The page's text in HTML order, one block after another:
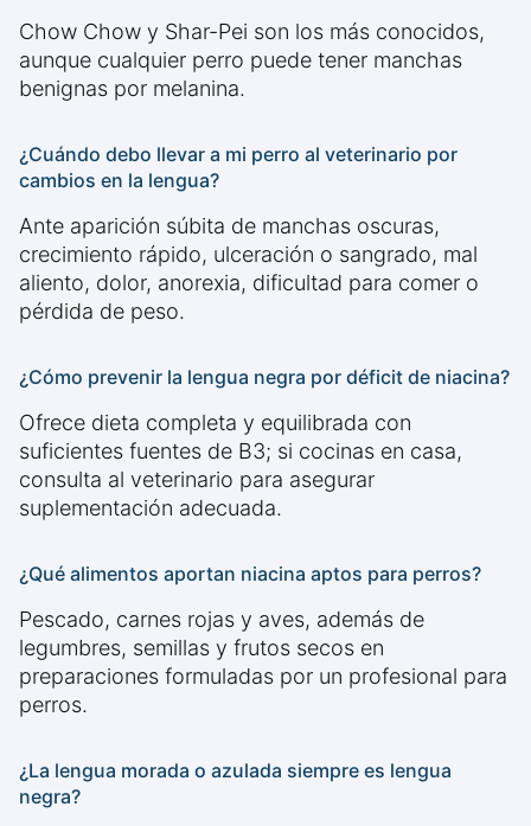
Chow Chow y Shar-Pei son los más conocidos,
aunque cualquier perro puede tener manchas
benignas por melanina.
¿Cuándo debo llevar a mi perro al veterinario por
cambios en la lengua?
Ante aparición súbita de manchas oscuras,
crecimiento rápido, ulceración o sangrado, mal
aliento, dolor, anorexia, dificultad para comer o
pérdida de peso.
¿Cómo prevenir la lengua negra por déficit de niacina?
Ofrece dieta completa y equilibrada con
suficientes fuentes de B3; si cocinas en casa,
consulta al veterinario para asegurar
suplementación adecuada.
¿Qué alimentos aportan niacina aptos para perros?
Pescado, carnes rojas y aves, además de
legumbres, semillas y frutos secos en
preparaciones formuladas por un profesional para
perros.
¿La lengua morada o azulada siempre es lengua
negra?